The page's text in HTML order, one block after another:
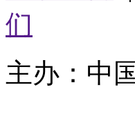
们
主办：中